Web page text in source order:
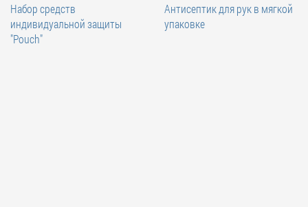
Набор средств
индивидуальной защиты
"Pouch"
Антисептик для рук в мягкой
упаковке